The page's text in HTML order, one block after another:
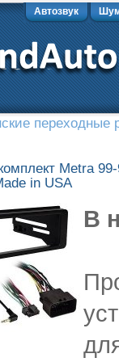
Автозвук
переходные
Metra
in USA
В